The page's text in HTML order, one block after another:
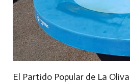
El Partido Popular de La